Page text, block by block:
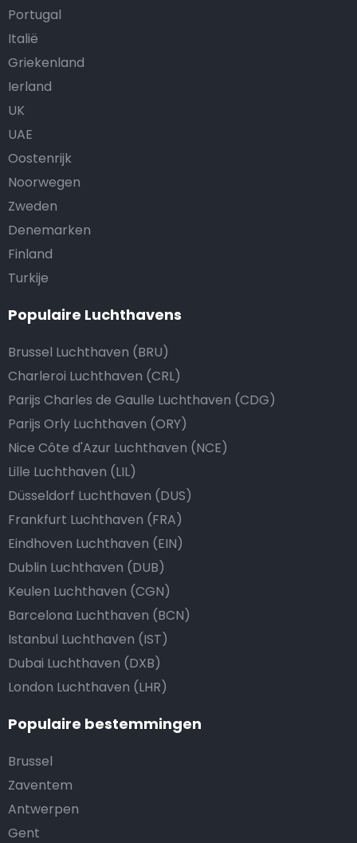
Portugal
Italië
Griekenland
Ierland
UK
UAE
Oostenrijk
Noorwegen
Zweden
Denemarken
Finland
Turkije
Populaire Luchthavens
Brussel Luchthaven (BRU)
Charleroi Luchthaven (CRL)
Parijs Charles de Gaulle Luchthaven (CDG)
Parijs Orly Luchthaven (ORY)
Nice Côte d'Azur Luchthaven (NCE)
Lille Luchthaven (LIL)
Düsseldorf Luchthaven (DUS)
Frankfurt Luchthaven (FRA)
Eindhoven Luchthaven (EIN)
Dublin Luchthaven (DUB)
Keulen Luchthaven (CGN)
Barcelona Luchthaven (BCN)
Istanbul Luchthaven (IST)
Dubai Luchthaven (DXB)
London Luchthaven (LHR)
Populaire bestemmingen
Brussel
Zaventem
Antwerpen
Gent